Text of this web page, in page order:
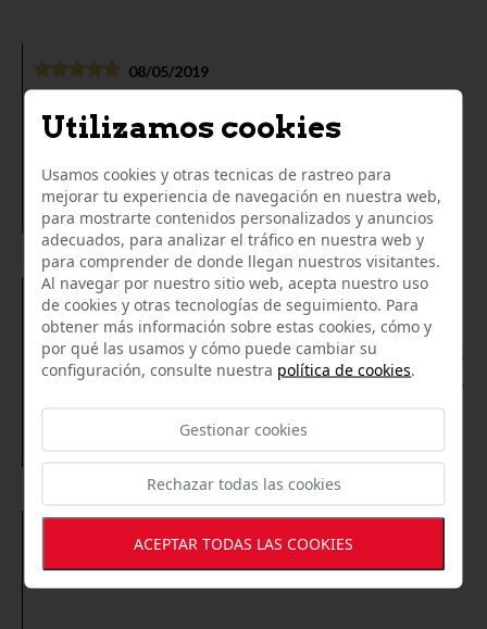
08/05/2019
etc...
Antonio de Diego Caro
03/03/2023
Un local único, un auténtico espectáculo para los
sentidos, los productos de una calidad superior el jamón y
otros producto derivados, así como otros productos de
sitio que recomendar para comprar un género
cercano y agradable, ya he visitado el mismo en múltiples
ocasiones para comprar diferentes productos y opciones,
la verdad que siempre calidad y el mismo trato
recomiendo su visita. Lugar de fácil acceso y con
aparcamientos cercanos al local. Por recomendar algunos
Adrian Maldonado
12/07/2019
De lo mejor en Alcalá de Guadaíra y provincia.
Utilizamos cookies
Usamos cookies y otras tecnicas de rastreo para
mejorar tu experiencia de navegación en nuestra web,
para mostrarte contenidos personalizados y anuncios
adecuados, para analizar el tráfico en nuestra web y
para comprender de donde llegan nuestros visitantes.
Al navegar por nuestro sitio web, acepta nuestro uso
de cookies y otras tecnologías de seguimiento. Para
obtener más información sobre estas cookies, cómo y
por qué las usamos y cómo puede cambiar su
configuración, consulte nuestra política de cookies.
Gestionar cookies
Rechazar todas las cookies
ACEPTAR TODAS LAS COOKIES